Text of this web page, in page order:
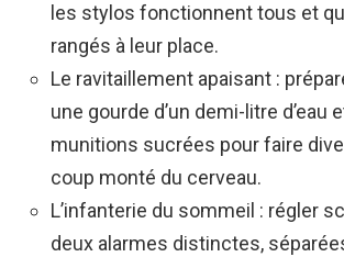
les stylos fonctionnent tous et
rangés à leur place.
Le ravitaillement apaisant :
une gourde d’un demi-litre d’eau
munitions sucrées pour faire
coup monté du cerveau.
L’infanterie du sommeil : régler
deux alarmes distinctes,